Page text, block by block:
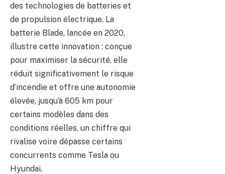
des technologies de batteries et
de propulsion électrique. La
batterie Blade, lancée en 2020,
illustre cette innovation : conçue
pour maximiser la sécurité, elle
réduit significativement le risque
d’incendie et offre une autonomie
élevée, jusqu’à 605 km pour
certains modèles dans des
conditions réelles, un chiffre qui
rivalise voire dépasse certains
concurrents comme Tesla ou
Hyundai.